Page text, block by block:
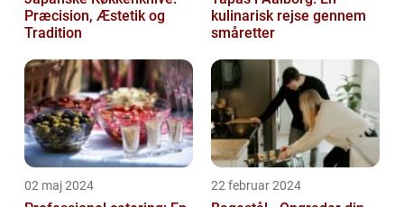
Præcision, Æstetik og
Tradition
kulinarisk rejse gennem
småretter
02 maj 2024 22 februar 2024